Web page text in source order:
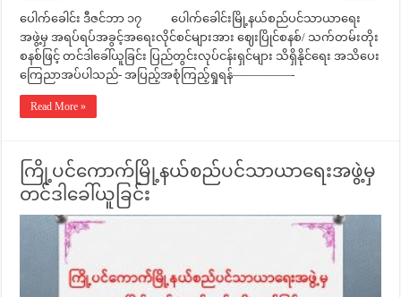
ပေါက်ခေါင်း ဒီဇင်ဘာ ၁၇ ပေါက်ခေါင်းမြို့နယ်စည်ပင်သာယာရေး
အဖွဲ့မှ အရပ်ရပ်အခွင့်အရေးလိုင်စင်များအား ဈေးပြိုင်စနစ်/ သက်တမ်းတိုး
စနစ်ဖြင့် တင်ဒါခေါ်ယူခြင်း ပြည်တွင်းလုပ်ငန်းရှင်များ သိရှိနိုင်ရေး အသိပေး
ကြေညာအပ်ပါသည်- အပြည့်အစုံကြည့်ရှုရန်—————-
Read More »
ကြို့ပင်ကောက်မြို့နယ်စည်ပင်သာယာရေးအဖွဲ့မှ
တင်ဒါခေါ်ယူခြင်း